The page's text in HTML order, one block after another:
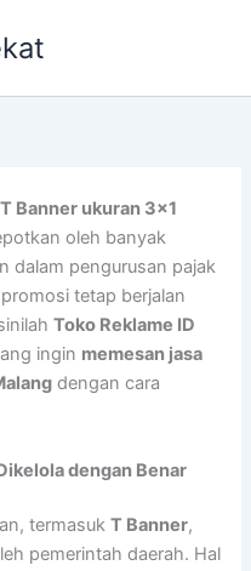
T Banner ukuran 3×1
oleh banyak
dalam pengurusan pajak
tetap berjalan
Toko Reklame ID
ingin memesan jasa
dengan cara
dengan Benar
termasukT Banner,
pemerintah daerah. Hal